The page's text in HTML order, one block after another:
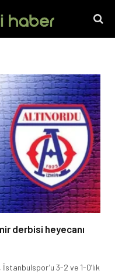
derbisi heyecanı
3-2 ve 1-0’lık